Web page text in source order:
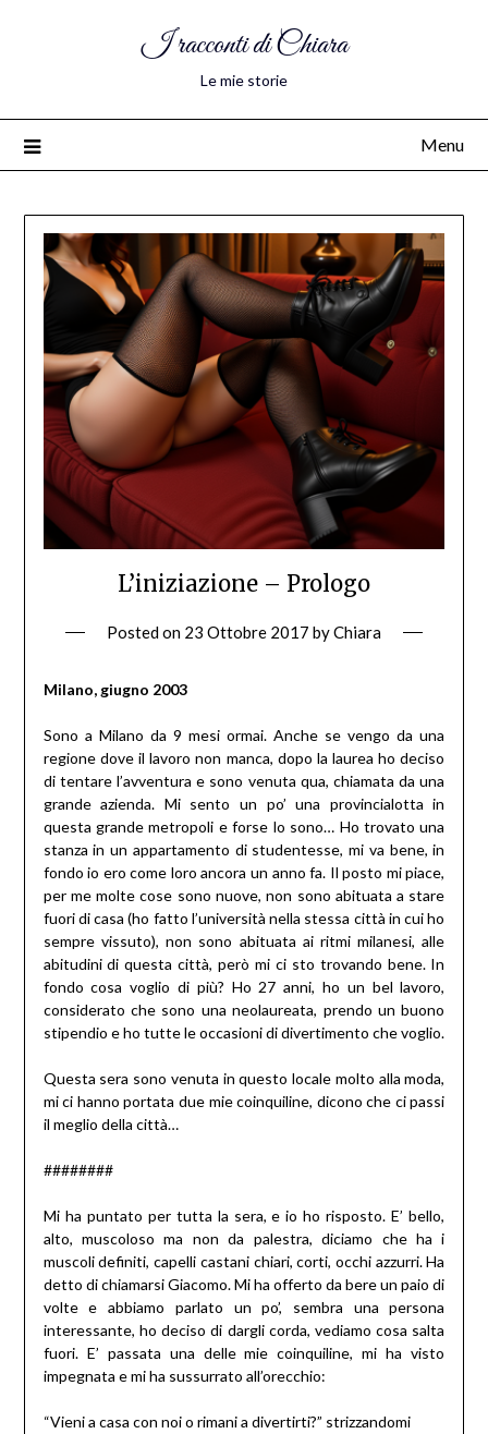
I racconti di Chiara
Le mie storie
Menu
L’iniziazione – Prologo
Posted on 23 Ottobre 2017 byChiara
Milano, giugno 2003
Sono a Milano da 9 mesi ormai. Anche se vengo da una
regione dove il lavoro non manca, dopo la laurea ho deciso
di tentare l’avventura e sono venuta qua, chiamata da una
grande azienda. Mi sento un po’ una provincialotta in
questa grande metropoli e forse lo sono… Ho trovato una
stanza in un appartamento di studentesse, mi va bene, in
fondo io ero come loro ancora un anno fa. Il posto mi piace,
per me molte cose sono nuove, non sono abituata a stare
fuori di casa (ho fatto l’università nella stessa città in cui ho
sempre vissuto), non sono abituata ai ritmi milanesi, alle
abitudini di questa città, però mi ci sto trovando bene. In
fondo cosa voglio di più? Ho 27 anni, ho un bel lavoro,
considerato che sono una neolaureata, prendo un buono
stipendio e ho tutte le occasioni di divertimento che voglio.
Questa sera sono venuta in questo locale molto alla moda,
mi ci hanno portata due mie coinquiline, dicono che ci passi
il meglio della città…
########
Mi ha puntato per tutta la sera, e io ho risposto. E’ bello,
alto, muscoloso ma non da palestra, diciamo che ha i
muscoli definiti, capelli castani chiari, corti, occhi azzurri. Ha
detto di chiamarsi Giacomo. Mi ha offerto da bere un paio di
volte e abbiamo parlato un po’, sembra una persona
interessante, ho deciso di dargli corda, vediamo cosa salta
fuori. E’ passata una delle mie coinquiline, mi ha visto
impegnata e mi ha sussurrato all’orecchio:
“Vieni a casa con noi o rimani a divertirti?” strizzandomi